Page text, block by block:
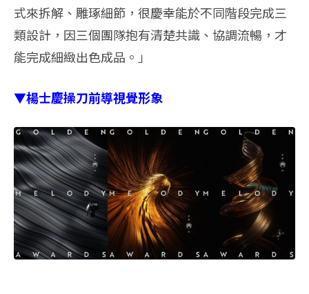
式來拆解、雕琢細節，很慶幸能於不同階段完成三
類設計，因三個團隊抱有清楚共識、協調流暢，才
能完成細緻出色成品。」
▼楊士慶操刀前導視覺形象